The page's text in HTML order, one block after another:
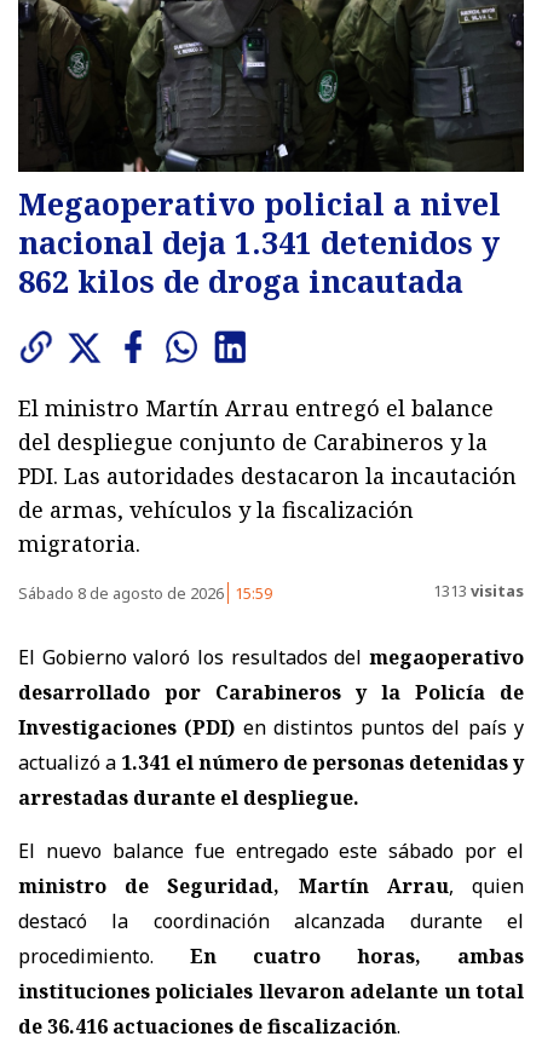
Megaoperativo policial a nivel
nacional deja 1.341 detenidos y
862 kilos de droga incautada
El ministro Martín Arrau entregó el balance
del despliegue conjunto de Carabineros y la
PDI. Las autoridades destacaron la incautación
de armas, vehículos y la fiscalización
migratoria.
Sábado 8 de agosto de 2026 15:59 1313 visitas
El Gobierno valoró los resultados del megaoperativo
desarrollado por Carabineros y la Policía de
Investigaciones (PDI) en distintos puntos del país y
actualizó a 1.341 el número de personas detenidas y
arrestadas durante el despliegue.
El nuevo balance fue entregado este sábado por el
ministro de Seguridad, Martín Arrau, quien
destacó la coordinación alcanzada durante el
procedimiento. En cuatro horas, ambas
instituciones policiales llevaron adelante un total
de 36.416 actuaciones de fiscalización.